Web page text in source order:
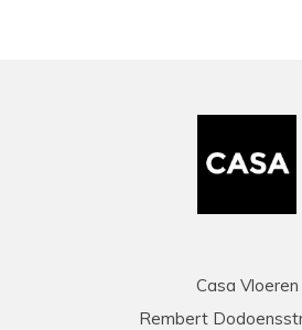
Casa Vloeren
Rembert